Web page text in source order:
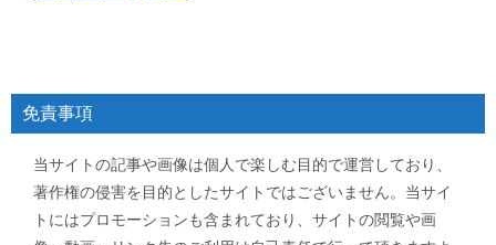
免責事項
当サイトの記事や画像は個人で楽しむ目的で運営しており、
著作権の侵害を目的としたサイトではございません。当サイ
トにはプロモーションも含まれており、サイトの閲覧や画